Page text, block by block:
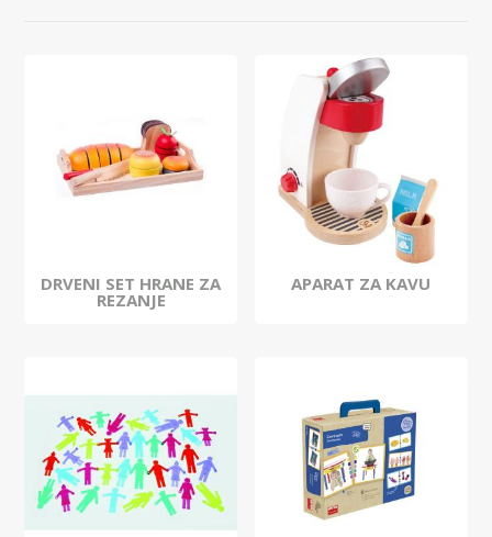
DRVENI SET HRANE ZA
REZANJE
APARAT ZA KAVU